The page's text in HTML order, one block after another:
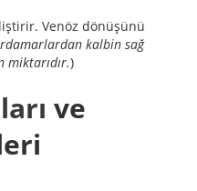
Venöz dönüşünü
kalbin sağ
miktarıdır.)
ve